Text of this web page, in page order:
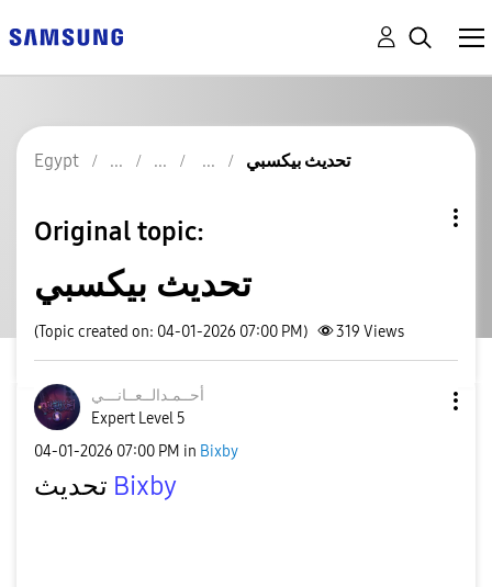
Egypt تحديث بيكسبي
Original topic:
تحديث بيكسبي
(Topic created on: 04-01-2026 07:00 PM) 319 Views
أحــمـدالــعــانـــي
Expert Level 5
‎04-01-2026 07:00 PM in Bixby
Bixby